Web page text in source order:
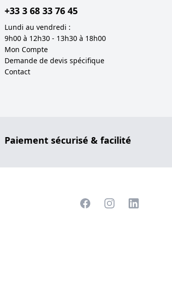
+33 3 68 33 76 45
Lundi au vendredi :
9h00 à 12h30 - 13h30 à 18h00
Mon Compte
Demande de devis spécifique
Contact
Paiement sécurisé & facilité
FacebookInstagramLinkedIn